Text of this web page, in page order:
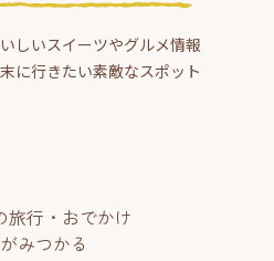
しいスイーツやグルメ情報
に行きたい素敵なスポット
旅行・おでかけ
みつかる